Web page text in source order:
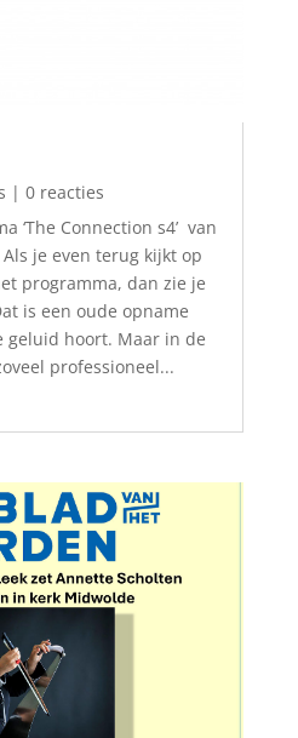
| 0 reacties
‘The Connection s4’ van
je even terug kijkt op
programma, dan zie je
is een oude opname
geluid hoort. Maar in de
professioneel...